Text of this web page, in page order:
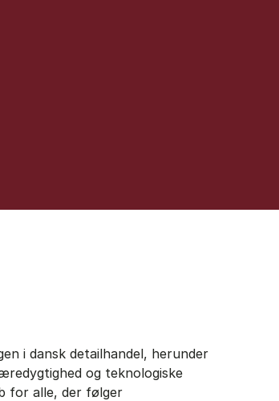
i dansk detailhandel, herunder
og teknologiske
for alle, der følger